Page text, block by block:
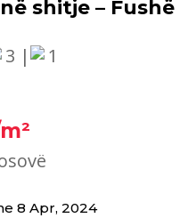
shitje – Fushë
3 | 1
8 Apr, 2024